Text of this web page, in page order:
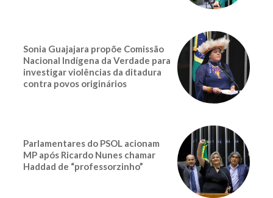
Sonia Guajajara propõe Comissão
Nacional Indígena da Verdade para
investigar violências da ditadura
contra povos originários
Parlamentares do PSOL acionam
MP após Ricardo Nunes chamar
Haddad de “professorzinho”